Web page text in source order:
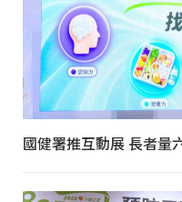
國健署推互動展 長者量